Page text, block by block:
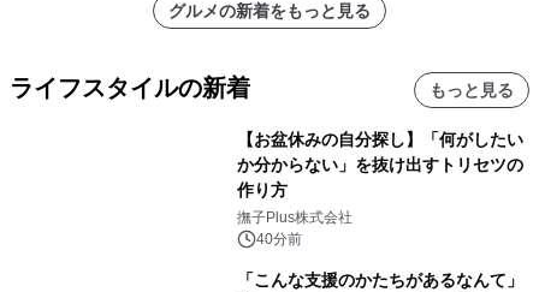
グルメの新着をもっと見る
ライフスタイルの新着 もっと見る
【お盆休みの自分探し】「何がしたい
か分からない」を抜け出すトリセツの
作り方
撫子Plus株式会社
40分前
「こんな支援のかたちがあるなんて」